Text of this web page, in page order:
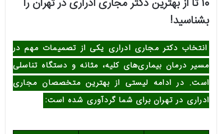
بشناسید!
انتخاب دکتر مجاری ادراری یکی از تصمیمات مهم در
مسیر درمان بیماری‌های کلیه، مثانه و دستگاه تناسلی
است. در ادامه لیستی از بهترین متخصصان مجاری
ادراری در تهران برای شما گردآوری شده است: